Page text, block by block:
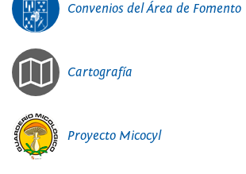
Convenios del Área de Fomento
Cartografía
Proyecto Micocyl